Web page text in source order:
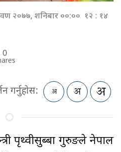
२०७७, शनिबार ००:०० १२ : १४
0
गर्नुहोस:
पृथ्वीसुब्बा गुरुङले नेपाल